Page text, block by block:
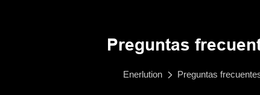
Preguntas
Enerlution Preguntas